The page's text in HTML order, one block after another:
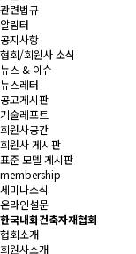
관련법규
알림터
공지사항
협회/회원사 소식
뉴스 & 이슈
뉴스레터
공고게시판
기술레포트
회원사공간
회원사 게시판
표준 모델 게시판
membership
세미나소식
온라인설문
한국내화건축자재협회
협회소개
회원사소개